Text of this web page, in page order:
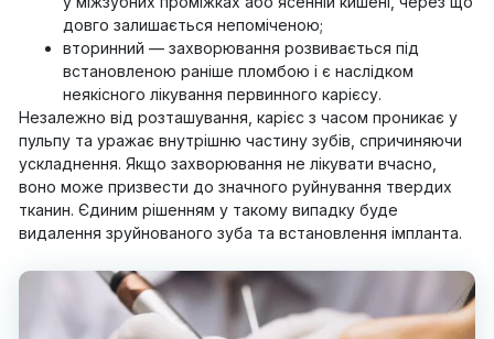
довго залишається непоміченою;
вторинний — захворювання розвивається під
встановленою раніше пломбою і є наслідком
неякісного лікування первинного карієсу.
Незалежно від розташування, карієс з часом проникає у
пульпу та уражає внутрішню частину зубів, спричиняючи
ускладнення. Якщо захворювання не лікувати вчасно,
воно може призвести до значного руйнування твердих
тканин. Єдиним рішенням у такому випадку буде
видалення зруйнованого зуба та встановлення імпланта.